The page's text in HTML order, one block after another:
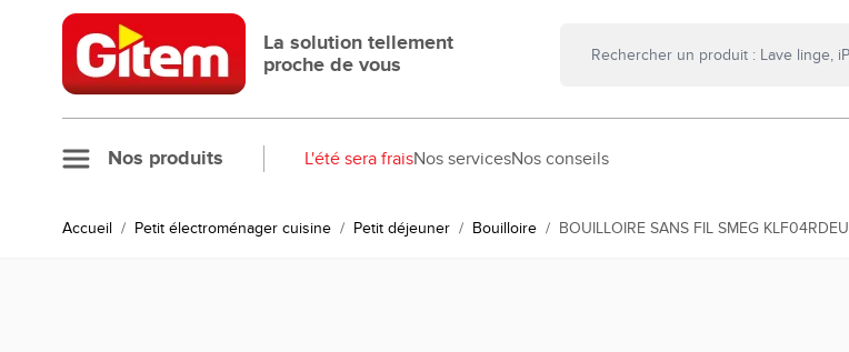
Allez au contenu
La solution tellement
proche de vous
Nos produits L'été sera fraisNos servicesNos conseils
Accueil / Petit électroménager cuisine / Petit déjeuner / Bouilloire / BOUILLOIRE SANS FIL SMEG KLF04RDEU